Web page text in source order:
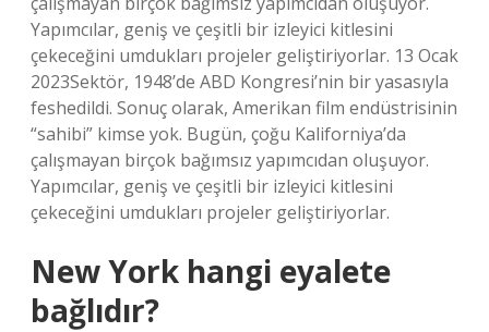
Yapımcılar, geniş ve çeşitli bir izleyici kitlesini
çekeceğini umdukları projeler geliştiriyorlar. 13 Ocak
2023Sektör, 1948’de ABD Kongresi’nin bir yasasıyla
feshedildi. Sonuç olarak, Amerikan film endüstrisinin
“sahibi” kimse yok. Bugün, çoğu Kaliforniya’da
çalışmayan birçok bağımsız yapımcıdan oluşuyor.
Yapımcılar, geniş ve çeşitli bir izleyici kitlesini
çekeceğini umdukları projeler geliştiriyorlar.
New York hangi eyalete
bağlıdır?